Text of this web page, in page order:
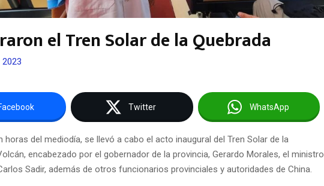
el Tren Solar de la Quebrada
Twitter WhatsApp
horas del mediodía, se llevó a cabo el acto inaugural del Tren Solar de la
encabezado por el gobernador de la provincia, Gerardo Morales, el ministro
Sadir, además de otros funcionarios provinciales y autoridades de China.